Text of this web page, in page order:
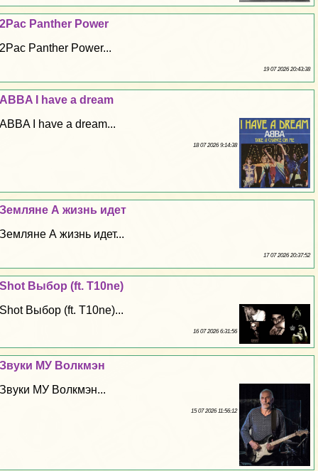
2Pac Panther Power
2Pac Panther Power...
19 07 2026 20:43:38
ABBA I have a dream
ABBA I have a dream...
18 07 2026 9:14:38
Земляне А жизнь идет
Земляне А жизнь идет...
17 07 2026 20:37:52
Shot Выбор (ft. T10ne)
Shot Выбор (ft. T10ne)...
16 07 2026 6:31:56
Звуки МУ Волкмэн
Звуки МУ Волкмэн...
15 07 2026 11:56:12